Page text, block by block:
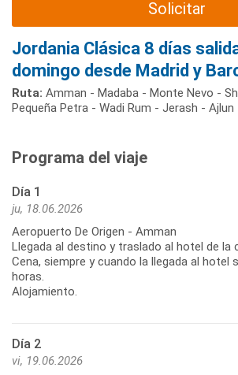
Solicitar
Jordania Clásica 8 días
domingo desde Madrid y
Ruta: Amman - Madaba - Monte Nevo -
Pequeña Petra - Wadi Rum - Jerash -
Programa del viaje
Día 1
ju, 18.06.2026
Aeropuerto De Origen - Amman
Llegada al destino y traslado al hotel de la
Cena, siempre y cuando la llegada al hotel
horas.
Alojamiento.
Día 2
vi, 19.06.2026